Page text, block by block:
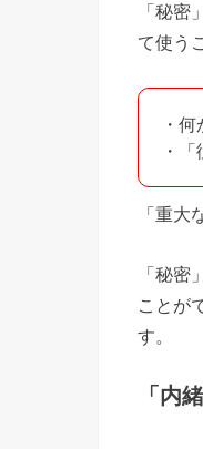
「秘
て使う
・
・
「重
「秘
ことが
す。
「内